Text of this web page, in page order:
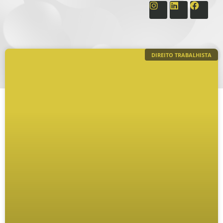
DIREITO TRABALHISTA